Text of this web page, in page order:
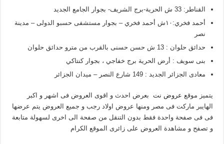
القناطر: 33 ش الحرية-برج الشريف- بجوار الجامع الجديد
أحمد فخري:١٠ش أحمد فخري – بجوار مستشفى حسبو الدولى – مدينة
نصر
حدائق حلوان : 13 ش حسن حسنى بالقرب من مترو حدائق حلوان
بنى سويف : أرض الحرية برج خفاجي ، بجوار كنتاكي
معادى الجزائر الجديد : 149 شارع النصر – ميدان الجزائر
يتميز موقع عروض نتبعرض احدث و اقوى العروض فى اشهر و اكبر
الهايبر ماركت فى مصر ومنها عروض اولاد رجب و جميع العروض يتم عرضها
فى فى صفحة واحدة فقط بدون التنقل من صفحة الى اخرى لسهولة متابعة
و تصفح و مشاهدة العروض على زائرى الموقع الكرام